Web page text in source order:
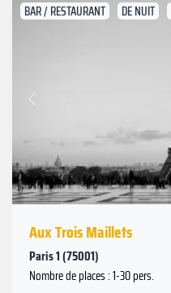
BAR / RESTAURANT DE NUIT
Précédent
Aux Trois Maillets
Paris 1 (75001)
Nombre de places : 1-30 pers.